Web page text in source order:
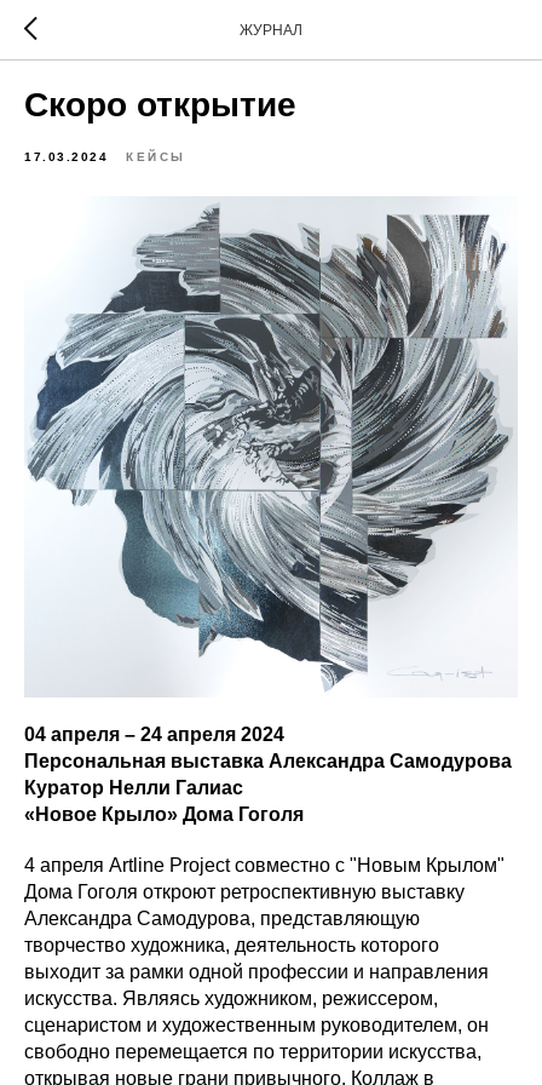
ЖУРНАЛ
Скоро открытие
17.03.2024 КЕЙСЫ
04 апреля – 24 апреля 2024
Персональная выставка Александра Самодурова
Куратор Нелли Галиас
«Новое Крыло» Дома Гоголя
4 апреля Аrtline Project совместно с "Новым Крылом"
Дома Гоголя откроют ретроспективную выставку
Александра Самодурова, представляющую
творчество художника, деятельность которого
выходит за рамки одной профессии и направления
искусства. Являясь художником, режиссером,
сценаристом и художественным руководителем, он
свободно перемещается по территории искусства,
открывая новые грани привычного. Коллаж в